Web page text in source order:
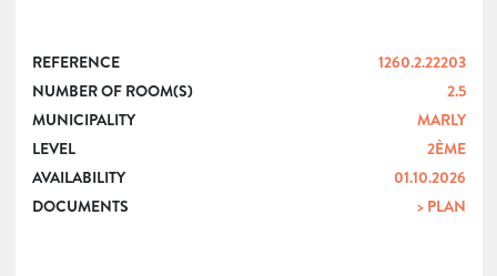
REFERENCE
1260.2.22203
NUMBER OF ROOM(S)
2.5
MUNICIPALITY
MARLY
LEVEL
2ÈME
AVAILABILITY
01.10.2026
DOCUMENTS
> PLAN